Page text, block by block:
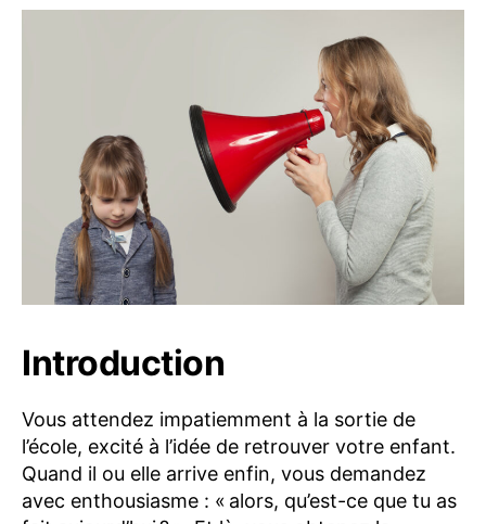
Introduction
Vous attendez impatiemment à la sortie de
l’école, excité à l’idée de retrouver votre enfant.
Quand il ou elle arrive enfin, vous demandez
avec enthousiasme : « alors, qu’est-ce que tu as